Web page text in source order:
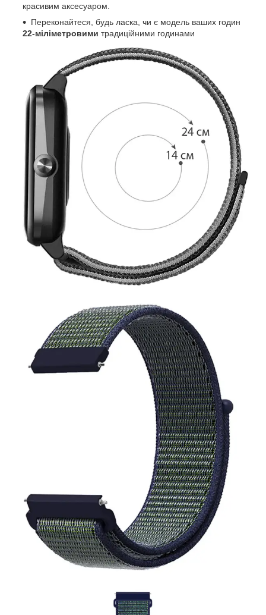
красивим аксесуаром.
Переконайтеся, будь ласка, чи є модель ваших годин
22-міліметровими традиційними годинами